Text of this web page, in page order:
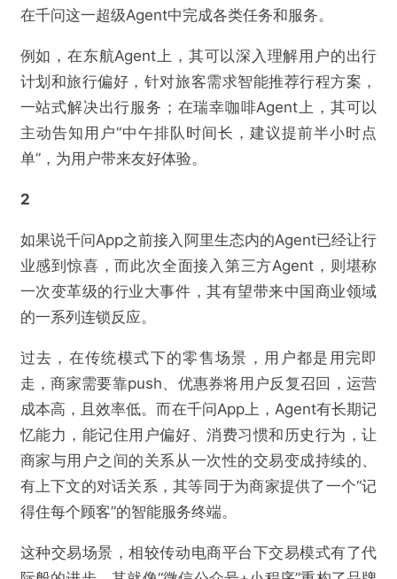
在千问这一超级Agent中完成各类任务和服务。
例如，在东航Agent上，其可以深入理解用户的出行
计划和旅行偏好，针对旅客需求智能推荐行程方案，
一站式解决出行服务；在瑞幸咖啡Agent上，其可以
主动告知用户“中午排队时间长，建议提前半小时点
单”，为用户带来友好体验。
2
如果说千问App之前接入阿里生态内的Agent已经让行
业感到惊喜，而此次全面接入第三方Agent，则堪称
一次变革级的行业大事件，其有望带来中国商业领域
的一系列连锁反应。
过去，在传统模式下的零售场景，用户都是用完即
走，商家需要靠push、优惠券将用户反复召回，运营
成本高，且效率低。而在千问App上，Agent有长期记
忆能力，能记住用户偏好、消费习惯和历史行为，让
商家与用户之间的关系从一次性的交易变成持续的、
有上下文的对话关系，其等同于为商家提供了一个“记
得住每个顾客”的智能服务终端。
这种交易场景，相较传动电商平台下交易模式有了代